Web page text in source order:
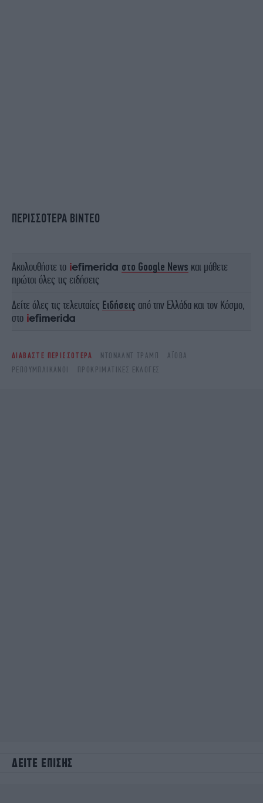
ΠΕΡΙΣΣΟΤΕΡΑ ΒΙΝΤΕΟ
Ακολουθήστε το στο Google News και μάθετε
πρώτοι όλες τις ειδήσεις
Δείτε όλες τις τελευταίες Ειδήσεις από την Ελλάδα και τον Κόσμο,
στο
ΔΙΑΒΑΣΤΕ ΠΕΡΙΣΣΟΤΕΡΑ ΝΤΌΝΑΛΝΤ ΤΡΑΜΠ
ΑΪΌΒΑ
ΡΕΠΟΥΜΠΛΙΚΆΝΟΙ
ΠΡΟΚΡΙΜΑΤΙΚΈΣ ΕΚΛΟΓΈΣ
ΔΕΙΤΕ ΕΠΙΣΗΣ